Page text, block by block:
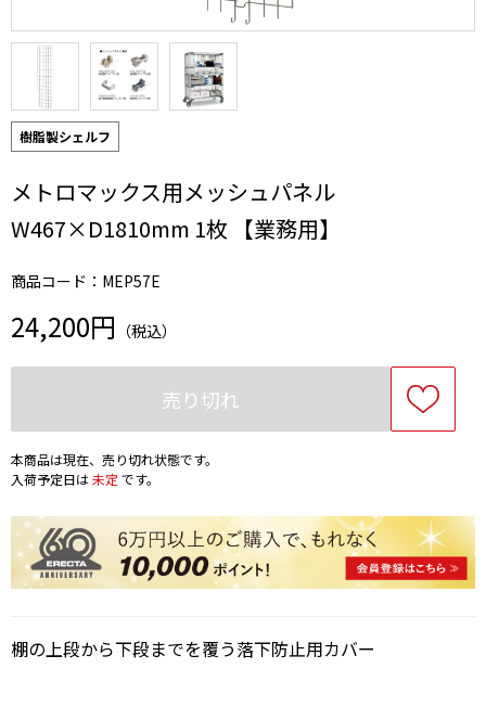
樹脂製シェルフ
メトロマックス用メッシュパネル
W467×D1810mm 1枚 【業務用】
商品コード：MEP57E
24,200円 （税込）
売り切れ
本商品は現在、売り切れ状態です。
入荷予定日は未定 です。
棚の上段から下段までを覆う落下防止用カバー